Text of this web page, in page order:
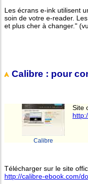
Les écrans e-ink utilisent
soin de votre e-reader.
et plus cher à changer."
Calibre : pour
Calibre
Site
Télécharger sur le site
http://calibre-ebook.com/